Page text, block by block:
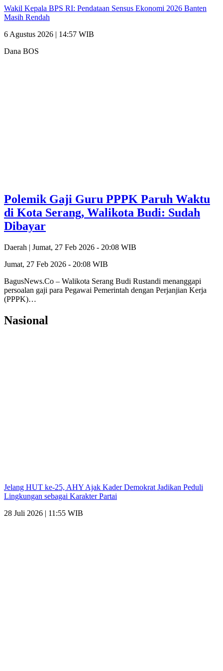
Wakil Kepala BPS RI: Pendataan Sensus Ekonomi 2026 Banten
Masih Rendah
6 Agustus 2026 | 14:57 WIB
Dana BOS
Polemik Gaji Guru PPPK Paruh Waktu
di Kota Serang, Walikota Budi: Sudah
Dibayar
Daerah | Jumat, 27 Feb 2026 - 20:08 WIB
Jumat, 27 Feb 2026 - 20:08 WIB
BagusNews.Co – Walikota Serang Budi Rustandi menanggapi
persoalan gaji para Pegawai Pemerintah dengan Perjanjian Kerja
(PPPK)…
Nasional
Jelang HUT ke-25, AHY Ajak Kader Demokrat Jadikan Peduli
Lingkungan sebagai Karakter Partai
28 Juli 2026 | 11:55 WIB